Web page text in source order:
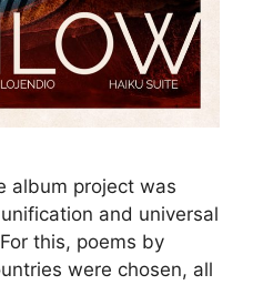
album project was
and universal
this, poems by
were chosen, all